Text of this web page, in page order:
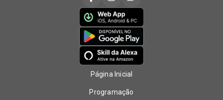
Página Inicial
Programação